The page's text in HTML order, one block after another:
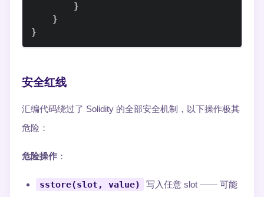
}
}
}
安全红线
汇编代码绕过了 Solidity 的全部安全机制，以下操作极其
危险：
危险操作 ：
sstore(slot, value)
写入任意 slot —— 可能